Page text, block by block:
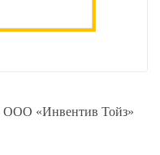
ООО «Инвентив Тойз»